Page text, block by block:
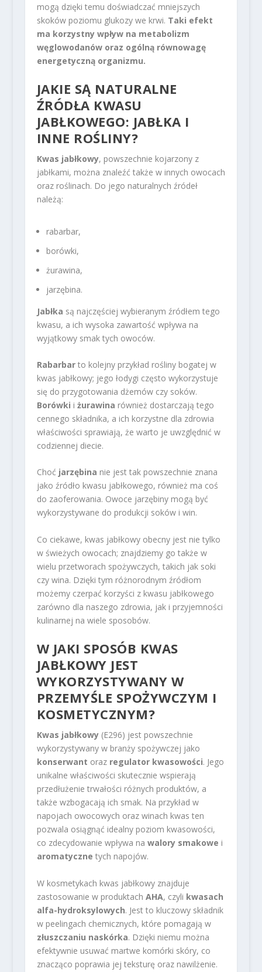
mogą dzięki temu doświadczać mniejszych
skoków poziomu glukozy we krwi. Taki efekt
ma korzystny wpływ na metabolizm
węglowodanów oraz ogólną równowagę
energetyczną organizmu.
JAKIE SĄ NATURALNE
ŹRÓDŁA KWASU
JABŁKOWEGO: JABŁKA I
INNE ROŚLINY?
Kwas jabłkowy, powszechnie kojarzony z
jabłkami, można znaleźć także w innych owocach
oraz roślinach. Do jego naturalnych źródeł
należą:
rabarbar,
borówki,
żurawina,
jarzębina.
Jabłka są najczęściej wybieranym źródłem tego
kwasu, a ich wysoka zawartość wpływa na
wyjątkowy smak tych owoców.
Rabarbarto kolejny przykład rośliny bogatej w
kwas jabłkowy; jego łodygi często wykorzystuje
się do przygotowania dżemów czy soków.
Borówki i żurawina również dostarczają tego
cennego składnika, a ich korzystne dla zdrowia
właściwości sprawiają, że warto je uwzględnić w
codziennej diecie.
Choć jarzębina nie jest tak powszechnie znana
jako źródło kwasu jabłkowego, również ma coś
do zaoferowania. Owoce jarzębiny mogą być
wykorzystywane do produkcji soków i win.
Co ciekawe, kwas jabłkowy obecny jest nie tylko
w świeżych owocach; znajdziemy go także w
wielu przetworach spożywczych, takich jak soki
czy wina. Dzięki tym różnorodnym źródłom
możemy czerpać korzyści z kwasu jabłkowego
zarówno dla naszego zdrowia, jak i przyjemności
kulinarnej na wiele sposobów.
W JAKI SPOSÓB KWAS
JABŁKOWY JEST
WYKORZYSTYWANY W
PRZEMYŚLE SPOŻYWCZYM I
KOSMETYCZNYM?
Kwas jabłkowy(E296) jest powszechnie
wykorzystywany w branży spożywczej jako
konserwant oraz regulator kwasowości. Jego
unikalne właściwości skutecznie wspierają
przedłużenie trwałości różnych produktów, a
także wzbogacają ich smak. Na przykład w
napojach owocowych oraz winach kwas ten
pozwala osiągnąć idealny poziom kwasowości,
co zdecydowanie wpływa na walory smakowe i
aromatyczne tych napojów.
W kosmetykach kwas jabłkowy znajduje
zastosowanie w produktach AHA, czyli kwasach
alfa-hydroksylowych. Jest to kluczowy składnik
w peelingach chemicznych, które pomagają w
złuszczaniu naskórka. Dzięki niemu można
efektywnie usuwać martwe komórki skóry, co
znacząco poprawia jej teksturę oraz nawilżenie.